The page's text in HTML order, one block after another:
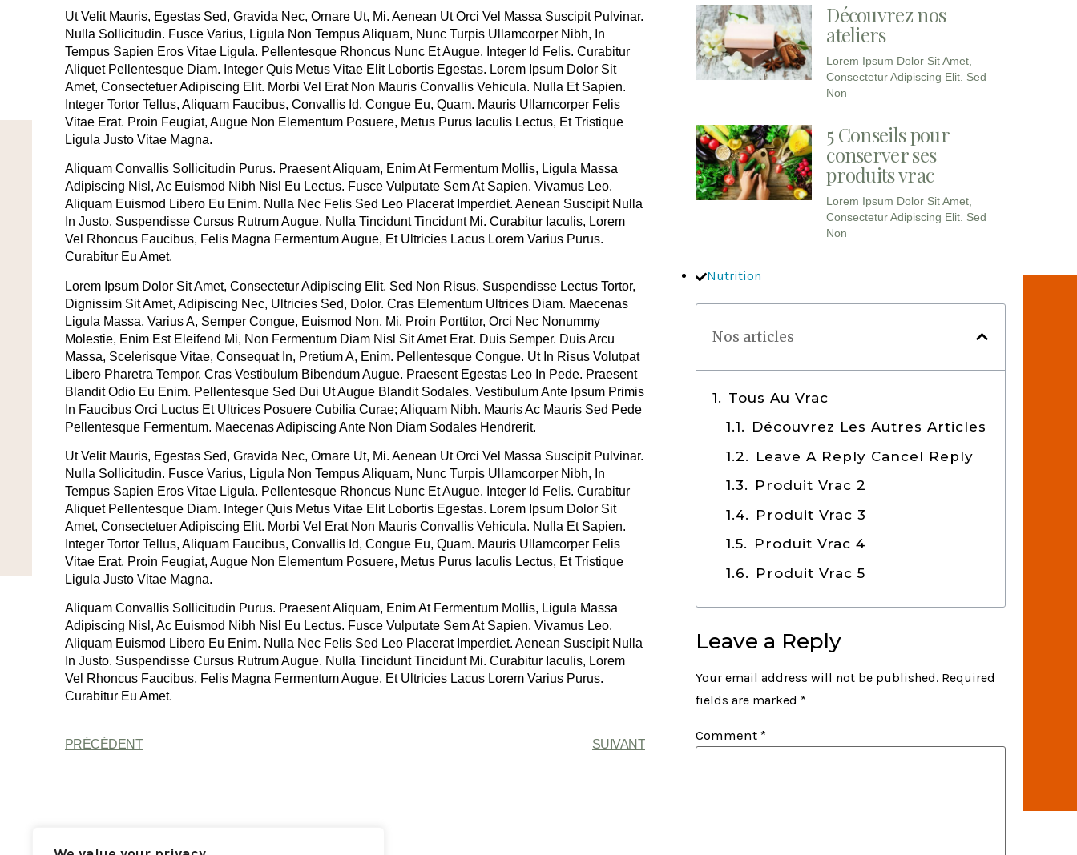
Ut Velit Mauris, Egestas Sed, Gravida Nec, Ornare Ut, Mi. Aenean Ut Orci Vel Massa Suscipit Pulvinar.
Nulla Sollicitudin. Fusce Varius, Ligula Non Tempus Aliquam, Nunc Turpis Ullamcorper Nibh, In
Tempus Sapien Eros Vitae Ligula. Pellentesque Rhoncus Nunc Et Augue. Integer Id Felis. Curabitur
Aliquet Pellentesque Diam. Integer Quis Metus Vitae Elit Lobortis Egestas. Lorem Ipsum Dolor Sit
Amet, Consectetuer Adipiscing Elit. Morbi Vel Erat Non Mauris Convallis Vehicula. Nulla Et Sapien.
Integer Tortor Tellus, Aliquam Faucibus, Convallis Id, Congue Eu, Quam. Mauris Ullamcorper Felis
Vitae Erat. Proin Feugiat, Augue Non Elementum Posuere, Metus Purus Iaculis Lectus, Et Tristique
Ligula Justo Vitae Magna.
Aliquam Convallis Sollicitudin Purus. Praesent Aliquam, Enim At Fermentum Mollis, Ligula Massa
Adipiscing Nisl, Ac Euismod Nibh Nisl Eu Lectus. Fusce Vulputate Sem At Sapien. Vivamus Leo.
Aliquam Euismod Libero Eu Enim. Nulla Nec Felis Sed Leo Placerat Imperdiet. Aenean Suscipit Nulla
In Justo. Suspendisse Cursus Rutrum Augue. Nulla Tincidunt Tincidunt Mi. Curabitur Iaculis, Lorem
Vel Rhoncus Faucibus, Felis Magna Fermentum Augue, Et Ultricies Lacus Lorem Varius Purus.
Curabitur Eu Amet.
Lorem Ipsum Dolor Sit Amet, Consectetur Adipiscing Elit. Sed Non Risus. Suspendisse Lectus Tortor,
Dignissim Sit Amet, Adipiscing Nec, Ultricies Sed, Dolor. Cras Elementum Ultrices Diam. Maecenas
Ligula Massa, Varius A, Semper Congue, Euismod Non, Mi. Proin Porttitor, Orci Nec Nonummy
Molestie, Enim Est Eleifend Mi, Non Fermentum Diam Nisl Sit Amet Erat. Duis Semper. Duis Arcu
Massa, Scelerisque Vitae, Consequat In, Pretium A, Enim. Pellentesque Congue. Ut In Risus Volutpat
Libero Pharetra Tempor. Cras Vestibulum Bibendum Augue. Praesent Egestas Leo In Pede. Praesent
Blandit Odio Eu Enim. Pellentesque Sed Dui Ut Augue Blandit Sodales. Vestibulum Ante Ipsum Primis
In Faucibus Orci Luctus Et Ultrices Posuere Cubilia Curae; Aliquam Nibh. Mauris Ac Mauris Sed Pede
Pellentesque Fermentum. Maecenas Adipiscing Ante Non Diam Sodales Hendrerit.
Ut Velit Mauris, Egestas Sed, Gravida Nec, Ornare Ut, Mi. Aenean Ut Orci Vel Massa Suscipit Pulvinar.
Nulla Sollicitudin. Fusce Varius, Ligula Non Tempus Aliquam, Nunc Turpis Ullamcorper Nibh, In
Tempus Sapien Eros Vitae Ligula. Pellentesque Rhoncus Nunc Et Augue. Integer Id Felis. Curabitur
Aliquet Pellentesque Diam. Integer Quis Metus Vitae Elit Lobortis Egestas. Lorem Ipsum Dolor Sit
Amet, Consectetuer Adipiscing Elit. Morbi Vel Erat Non Mauris Convallis Vehicula. Nulla Et Sapien.
Integer Tortor Tellus, Aliquam Faucibus, Convallis Id, Congue Eu, Quam. Mauris Ullamcorper Felis
Vitae Erat. Proin Feugiat, Augue Non Elementum Posuere, Metus Purus Iaculis Lectus, Et Tristique
Ligula Justo Vitae Magna.
Aliquam Convallis Sollicitudin Purus. Praesent Aliquam, Enim At Fermentum Mollis, Ligula Massa
Adipiscing Nisl, Ac Euismod Nibh Nisl Eu Lectus. Fusce Vulputate Sem At Sapien. Vivamus Leo.
Aliquam Euismod Libero Eu Enim. Nulla Nec Felis Sed Leo Placerat Imperdiet. Aenean Suscipit Nulla
In Justo. Suspendisse Cursus Rutrum Augue. Nulla Tincidunt Tincidunt Mi. Curabitur Iaculis, Lorem
Vel Rhoncus Faucibus, Felis Magna Fermentum Augue, Et Ultricies Lacus Lorem Varius Purus.
Curabitur Eu Amet.
PRÉCÉDENT SUIVANT
Découvrez nos
ateliers
Lorem Ipsum Dolor Sit Amet,
Consectetur Adipiscing Elit. Sed
Non
5 Conseils pour
conserver ses
produits vrac
Lorem Ipsum Dolor Sit Amet,
Consectetur Adipiscing Elit. Sed
Non
Nutrition
Nos articles
Tous Au Vrac
Découvrez Les Autres Articles
Leave A Reply Cancel Reply
Produit Vrac 2
Produit Vrac 3
Produit Vrac 4
Produit Vrac 5
Leave a Reply
Your email address will not be published. Required
fields are marked *
Comment*